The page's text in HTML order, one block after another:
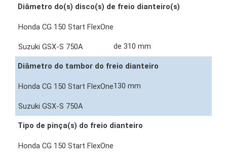
Diâmetro do(s) disco(s) de freio dianteiro(s)
de 310 mm
Diâmetro do tambor do freio dianteiro
130 mm
Tipo de pinça(s) do freio dianteiro